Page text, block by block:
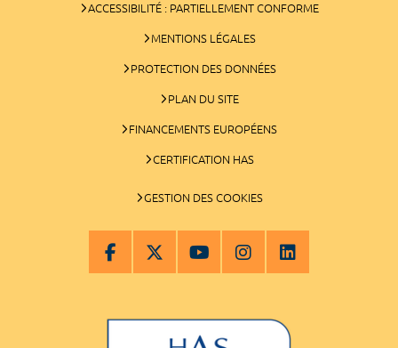
ACCESSIBILITÉ : PARTIELLEMENT CONFORME
MENTIONS LÉGALES
PROTECTION DES DONNÉES
PLAN DU SITE
FINANCEMENTS EUROPÉENS
CERTIFICATION HAS
GESTION DES COOKIES